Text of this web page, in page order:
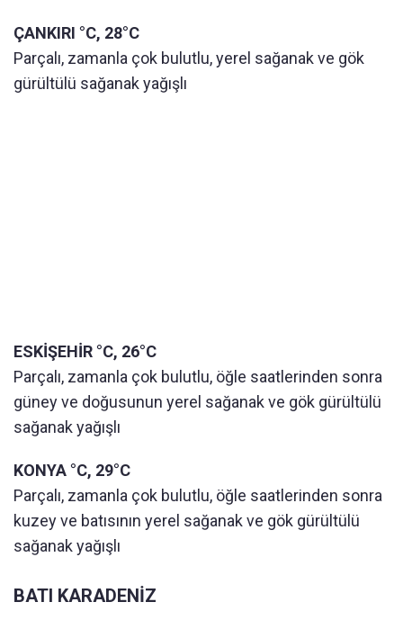
ÇANKIRI °C, 28°C
Parçalı, zamanla çok bulutlu, yerel sağanak ve gök
gürültülü sağanak yağışlı
ESKİŞEHİR °C, 26°C
Parçalı, zamanla çok bulutlu, öğle saatlerinden sonra
güney ve doğusunun yerel sağanak ve gök gürültülü
sağanak yağışlı
KONYA °C, 29°C
Parçalı, zamanla çok bulutlu, öğle saatlerinden sonra
kuzey ve batısının yerel sağanak ve gök gürültülü
sağanak yağışlı
BATI KARADENİZ